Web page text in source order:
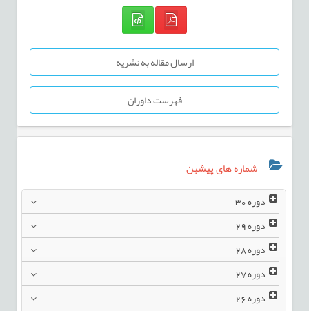
ارسال مقاله به نشریه
فهرست داوران
شماره های پیشین
دوره30
دوره29
دوره28
دوره27
دوره26